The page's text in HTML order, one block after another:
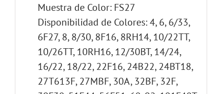
Muestra de Color: FS27
Disponibilidad de Colores: 4, 6, 6/33,
6F27, 8, 8/30, 8F16, 8RH14, 10/22TT,
10/26TT, 10RH16, 12/30BT, 14/24,
16/22, 18/22, 22F16, 24B22, 24BT18,
27T613F, 27MBF, 30A, 32BF, 32F,